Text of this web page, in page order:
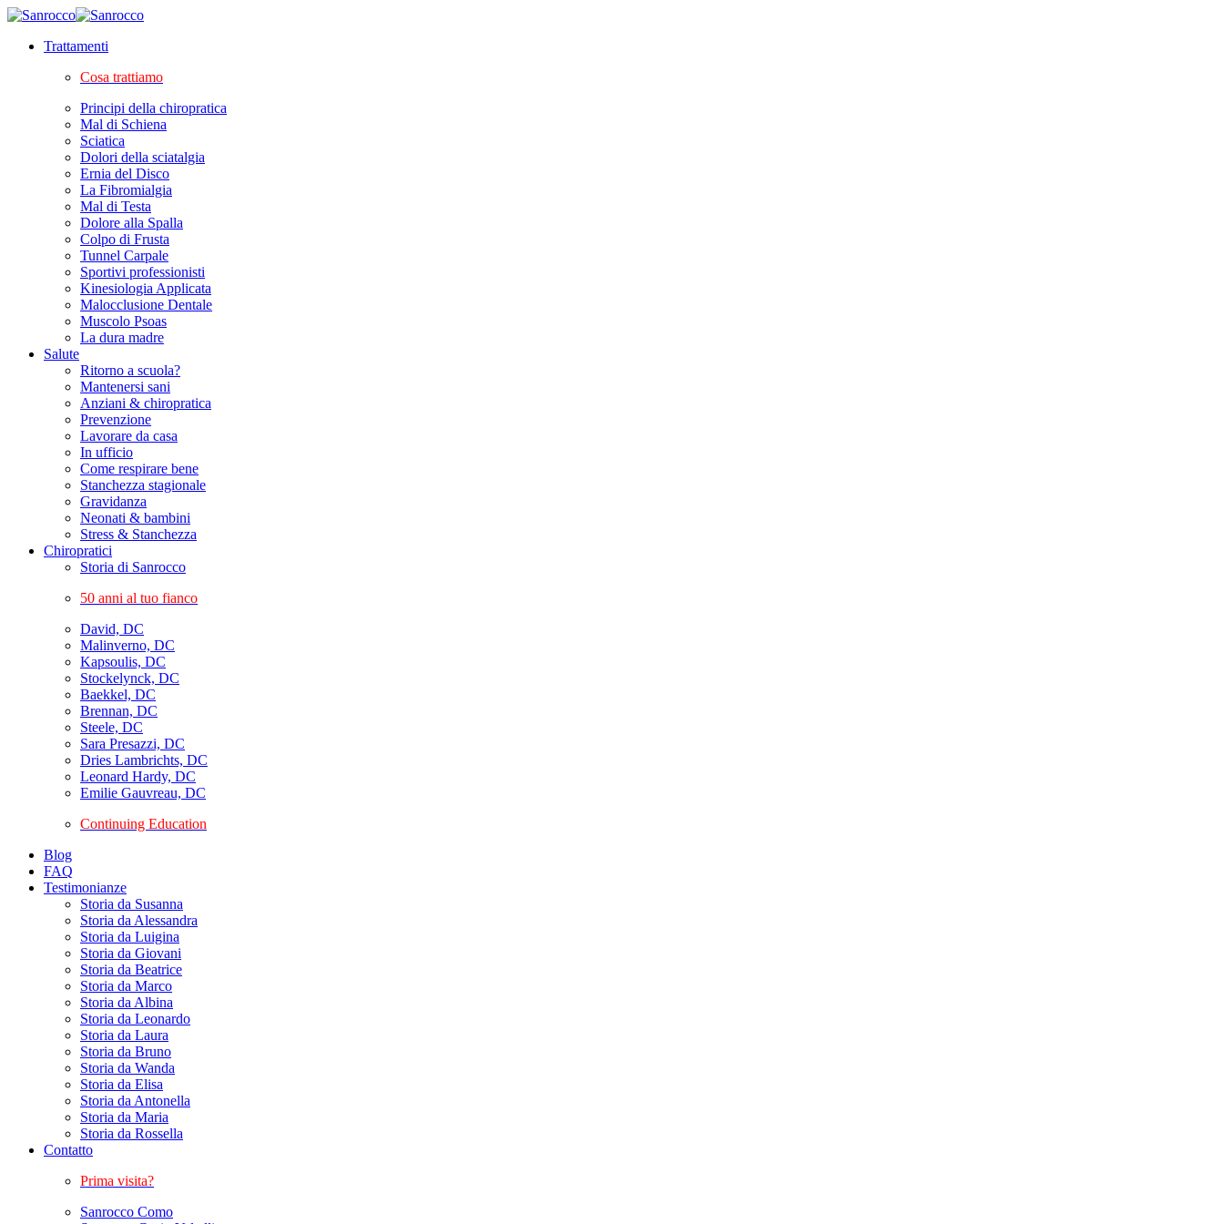
Trattamenti
Cosa trattiamo
Principi della chiropratica
Mal di Schiena
Sciatica
Dolori della sciatalgia
Ernia del Disco
La Fibromialgia
Mal di Testa
Dolore alla Spalla
Colpo di Frusta
Tunnel Carpale
Sportivi professionisti
Kinesiologia Applicata
Malocclusione Dentale
Muscolo Psoas
La dura madre
Salute
Ritorno a scuola?
Mantenersi sani
Anziani & chiropratica
Prevenzione
Lavorare da casa
In ufficio
Come respirare bene
Stanchezza stagionale
Gravidanza
Neonati & bambini
Stress & Stanchezza
Chiropratici
Storia di Sanrocco
50 anni al tuo fianco
David, DC
Malinverno, DC
Kapsoulis, DC
Stockelynck, DC
Baekkel, DC
Brennan, DC
Steele, DC
Sara Presazzi, DC
Dries Lambrichts, DC
Leonard Hardy, DC
Emilie Gauvreau, DC
Continuing Education
Blog
FAQ
Testimonianze
Storia da Susanna
Storia da Alessandra
Storia da Luigina
Storia da Giovani
Storia da Beatrice
Storia da Marco
Storia da Albina
Storia da Leonardo
Storia da Laura
Storia da Bruno
Storia da Wanda
Storia da Elisa
Storia da Antonella
Storia da Maria
Storia da Rossella
Contatto
Prima visita?
Sanrocco Como